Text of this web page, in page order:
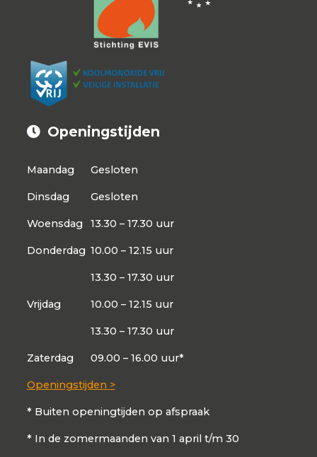
Openingstijden
Maandag Gesloten
Dinsdag Gesloten
Woensdag 13.30 – 17.30 uur
Donderdag 10.00 – 12.15 uur
13.30 – 17.30 uur
Vrijdag 10.00 – 12.15 uur
13.30 – 17.30 uur
Zaterdag 09.00 – 16.00 uur*
Openingstijden >
* Buiten openingtijden op afspraak
* In de zomermaanden van 1 april t/m 30